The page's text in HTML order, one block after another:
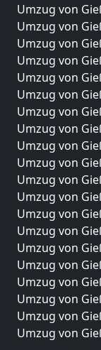
Umzug von
Umzug von
Umzug von
Umzug von
Umzug von
Umzug von
Umzug von
Umzug von
Umzug von
Umzug von
Umzug von
Umzug von
Umzug von
Umzug von
Umzug von
Umzug von
Umzug von
Umzug von
Umzug von
Umzug von